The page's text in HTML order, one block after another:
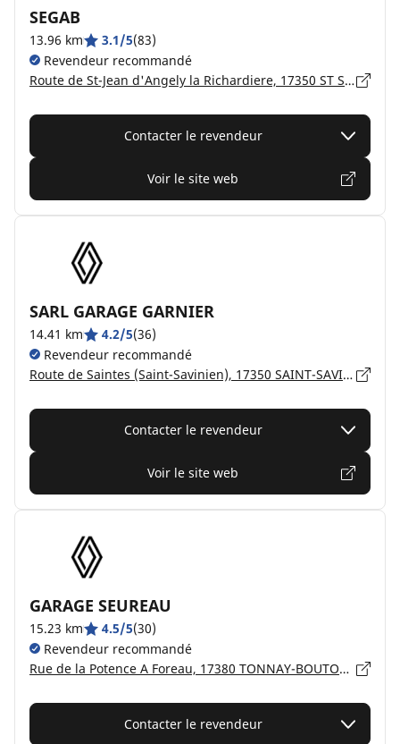
SEGAB
13.96 km 3.1/5(83)
Revendeur recommandé
Route de St-Jean d'Angely la Richardiere, 17350 ST SAVINIEN
Contacter le revendeur
Voir le site web
SARL GARAGE GARNIER
14.41 km 4.2/5(36)
Revendeur recommandé
Route de Saintes (Saint-Savinien), 17350 SAINT-SAVINIEN
Contacter le revendeur
Voir le site web
GARAGE SEUREAU
15.23 km 4.5/5(30)
Revendeur recommandé
Rue de la Potence A Foreau, 17380 TONNAY-BOUTONNE
Contacter le revendeur